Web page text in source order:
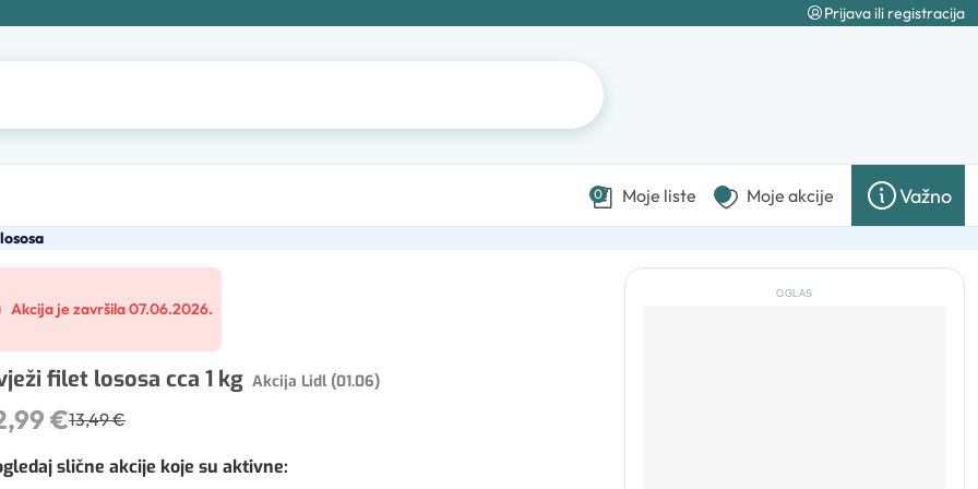
Prijava ili registracija
0 Moje liste Moje akcije Važno
Akcija je završila 07.06.2026.
filet lososa cca 1 kg Akcija Lidl (01.06)
€13,49 €
slične akcije koje su aktivne:
OGLAS